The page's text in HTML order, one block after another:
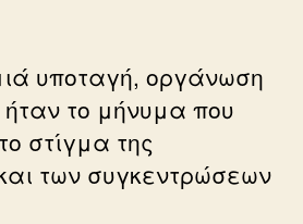
υποταγή, οργάνωση
το μήνυμα που
στίγμα της
των συγκεντρώσεων